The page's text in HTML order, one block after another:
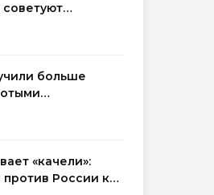
больше
«качели»:
России как